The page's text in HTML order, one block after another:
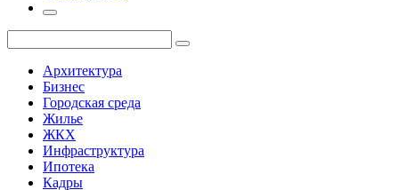
Архитектура
Бизнес
Городская среда
Жилье
ЖКХ
Инфраструктура
Ипотека
Кадры